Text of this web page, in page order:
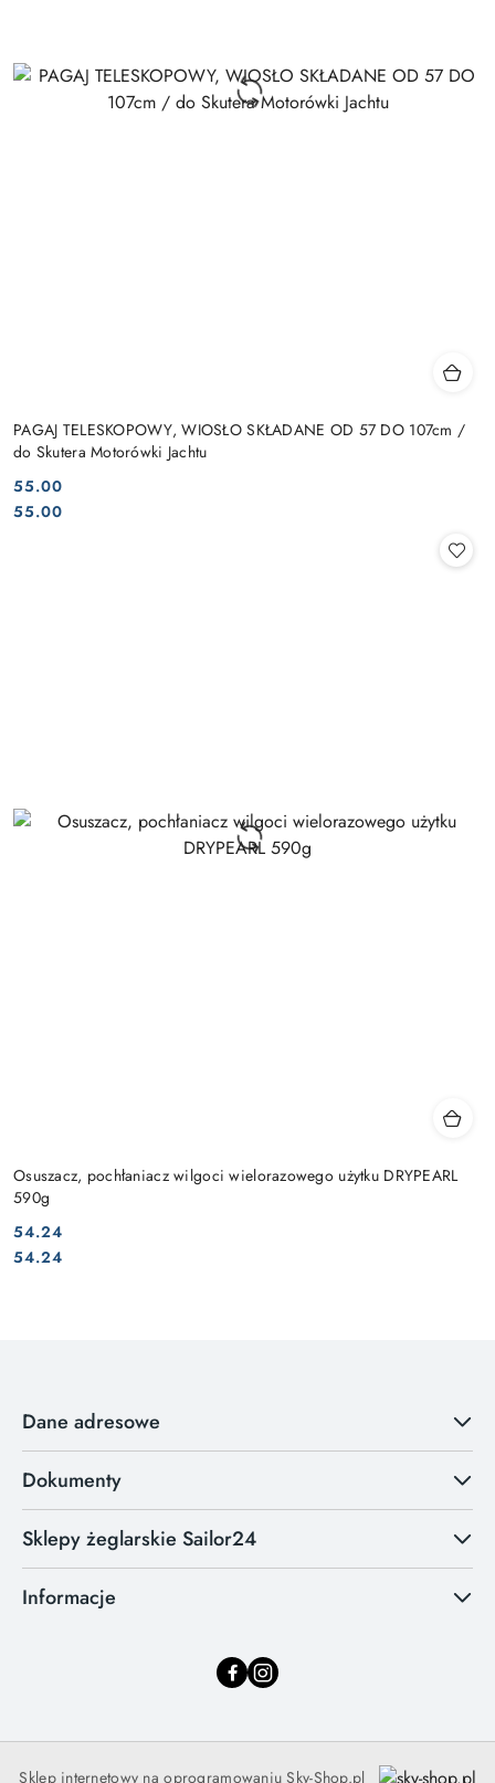
PAGAJ TELESKOPOWY, WIOSŁO SKŁADANE OD 57 DO 107cm /
do Skutera Motorówki Jachtu
Cena:
55.00
Cena:
55.00
Osuszacz, pochłaniacz wilgoci wielorazowego użytku DRYPEARL
590g
Cena:
54.24
Cena:
54.24
Dane adresowe
Dokumenty
Sklepy żeglarskie Sailor24
Informacje
Sklep internetowy na oprogramowaniu Sky-Shop.pl